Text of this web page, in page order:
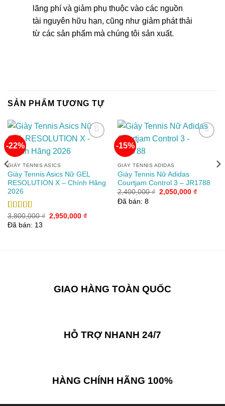
lãng phí và giảm phụ thuộc vào các nguồn
tài nguyên hữu hạn, cũng như giảm phát thải
từ các sản phẩm mà chúng tôi sản xuất.
SẢN PHẨM TƯƠNG TỰ
-22%
GIÀY TENNIS ASICS
Giày Tennis Asics Nữ GEL
RESOLUTION X – Chính Hãng
2026
Được xếp
hạng5.005
3,800,000₫ Giá
2,950,000 ₫Giá
Đã bán: 13
-15%
GIÀY TENNIS ADIDAS
Giày Tennis Nữ Adidas
Courtjam Control 3 – JR1788
2,400,000₫ Giá
2,050,000 ₫Giá
Đã bán: 8
₫.
GIAO HÀNG TOÀN QUỐC
HỖ TRỢ NHANH 24/7
HÀNG CHÍNH HÃNG 100%